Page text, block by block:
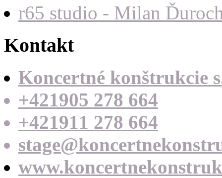
r65 studio - Milan
Kontakt
Koncertné konštrukcie
+421905 278 664
+421911 278 664